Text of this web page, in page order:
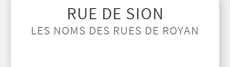
RUE DE SION
LES NOMS DES RUES DE ROYAN